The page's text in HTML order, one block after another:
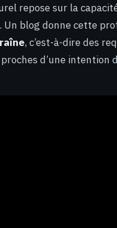
repose sur la
blog donne cette
, c’est-à-dire des
d’une intention